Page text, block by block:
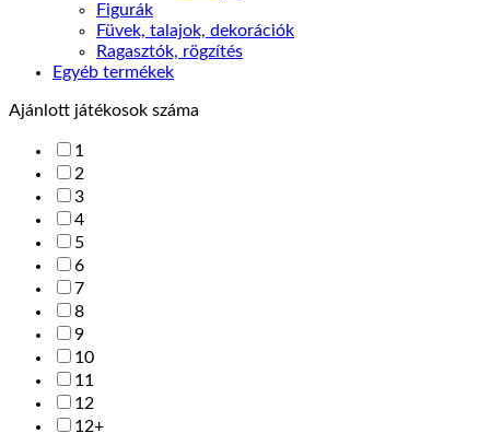
Figurák
Füvek, talajok, dekorációk
Ragasztók, rögzítés
Egyéb termékek
Ajánlott játékosok száma
1
2
3
4
5
6
7
8
9
10
11
12
12+